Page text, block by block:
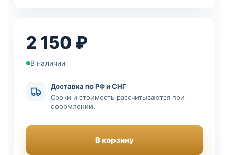
2 150 ₽
В наличии
Доставка по РФ и СНГ
Сроки и стоимость рассчитываются при
оформлении.
В корзину